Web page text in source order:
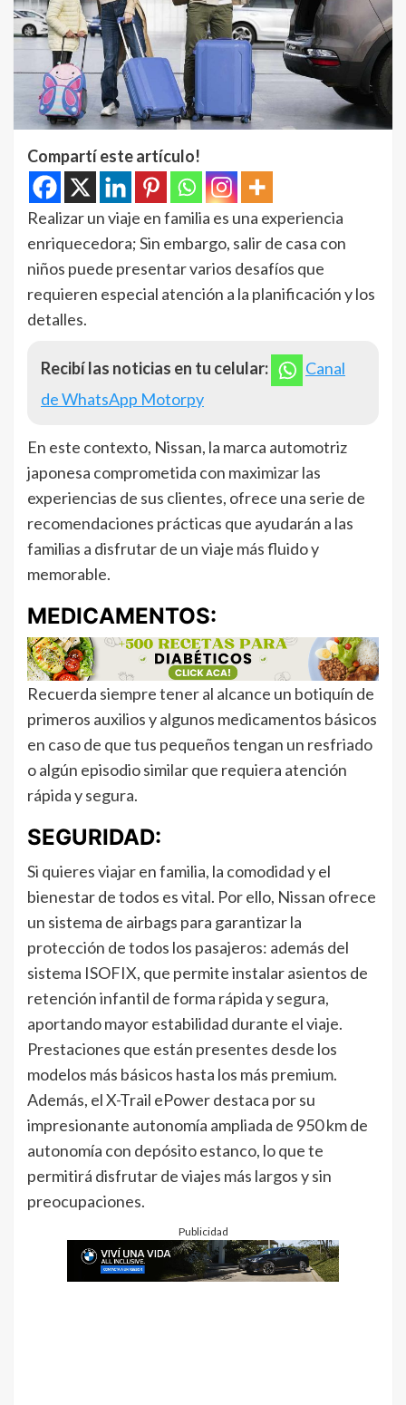
Compartí este artículo!
Realizar un viaje en familia es una experiencia
enriquecedora; Sin embargo, salir de casa con
niños puede presentar varios desafíos que
requieren especial atención a la planificación y los
detalles.
Recibí las noticias en tu celular:
Canal
de WhatsApp Motorpy
En este contexto, Nissan, la marca automotriz
japonesa comprometida con maximizar las
experiencias de sus clientes, ofrece una serie de
recomendaciones prácticas que ayudarán a las
familias a disfrutar de un viaje más fluido y
memorable.
MEDICAMENTOS:
Recuerda siempre tener al alcance un botiquín de
primeros auxilios y algunos medicamentos básicos
en caso de que tus pequeños tengan un resfriado
o algún episodio similar que requiera atención
rápida y segura.
SEGURIDAD:
Si quieres viajar en familia, la comodidad y el
bienestar de todos es vital. Por ello, Nissan ofrece
un sistema de airbags para garantizar la
protección de todos los pasajeros: además del
sistema ISOFIX, que permite instalar asientos de
retención infantil de forma rápida y segura,
aportando mayor estabilidad durante el viaje.
Prestaciones que están presentes desde los
modelos más básicos hasta los más premium.
Además, el X-Trail ePower destaca por su
impresionante autonomía ampliada de 950 km de
autonomía con depósito estanco, lo que te
permitirá disfrutar de viajes más largos y sin
preocupaciones.
Publicidad